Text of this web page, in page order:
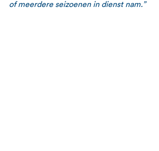
of meerdere seizoenen in dienst nam.”